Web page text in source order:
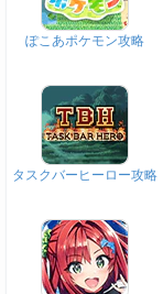
ぽこあポケモン攻略
タスクバーヒーロー攻略